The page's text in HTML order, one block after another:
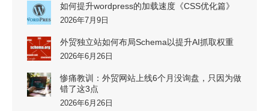
如何提升wordpress的加载速度《CSS优化篇》
2026年7月9日
外贸独立站如何布局Schema以提升AI抓取权重
2026年6月26日
惨痛教训：外贸网站上线6个月没询盘，只因为做
错了这3点
2026年6月26日